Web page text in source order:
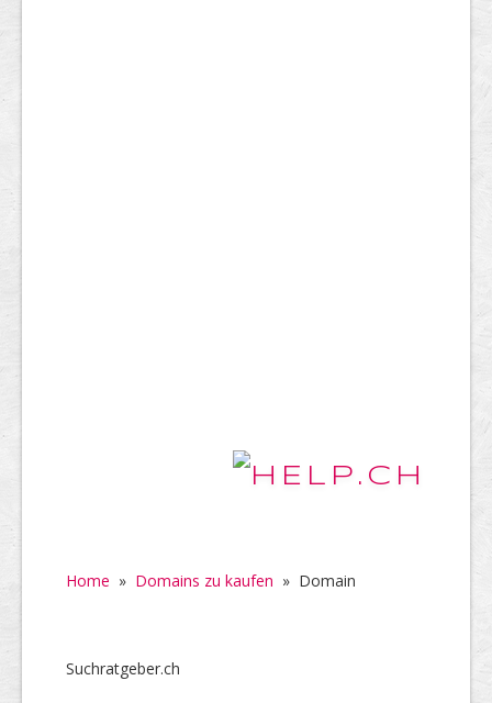
Home » Domains zu kaufen » Domain
Suchratgeber.ch